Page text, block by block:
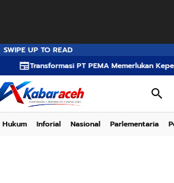
SWIPE UP TO READ
Transformasi PT PEMA Memerlukan
Hukum Inforial Nasional Parlementaria